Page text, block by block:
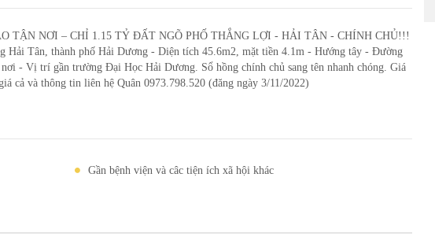
TẬN NƠI – CHỈ 1.15 TỶ ĐẤT NGÕ PHỐ THẮNG LỢI - HẢI TÂN - CHÍNH CHỦ!!!
Hải Tân, thành phố Hải Dương - Diện tích 45.6m2, mặt tiền 4.1m - Hướng tây - Đường
- Vị trí gần trường Đại Học Hải Dương. Sổ hồng chính chủ sang tên nhanh chóng. Giá
cả và thông tin liên hệ Quân 0973.798.520 (đăng ngày 3/11/2022)
Gần bệnh viện và câc tiện ích xã hội khác